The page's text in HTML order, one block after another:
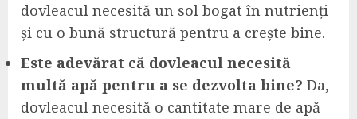
dovleacul necesită un sol bogat în nutrienți
și cu o bună structură pentru a crește bine.
Este adevărat că dovleacul necesită
multă apă pentru a se dezvolta bine? Da,
dovleacul necesită o cantitate mare de apă